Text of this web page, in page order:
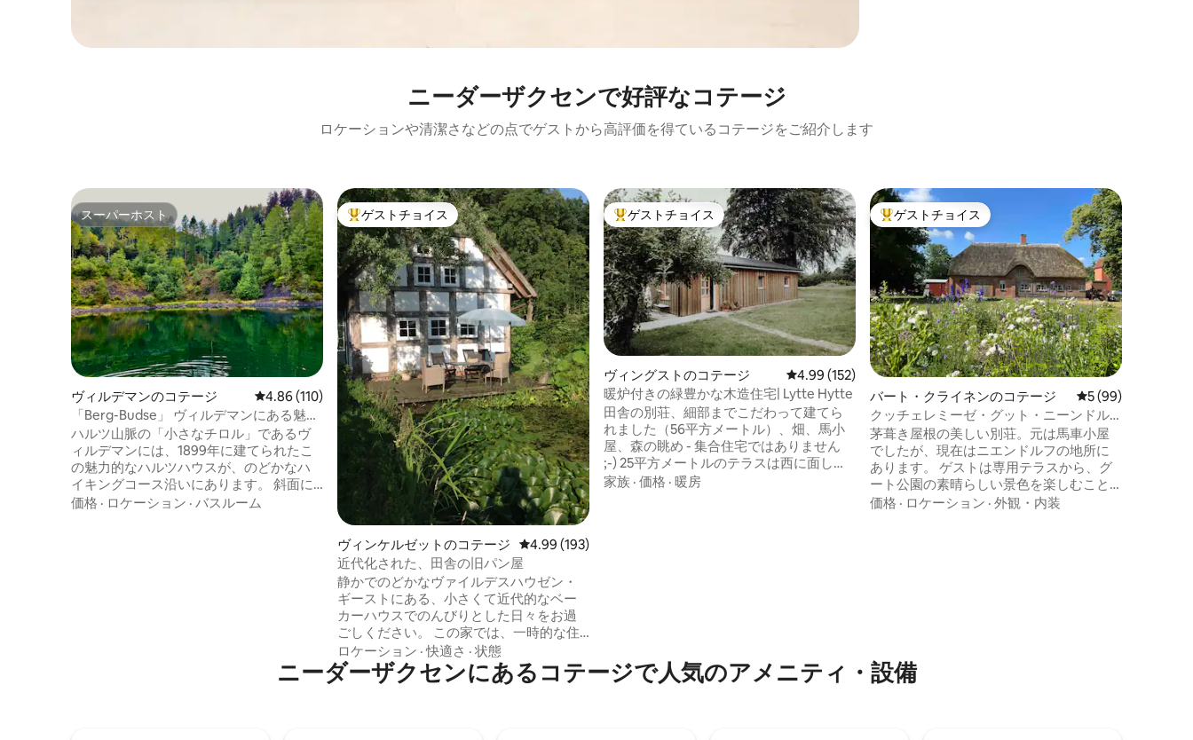
ニーダーザクセンで好評なコテージ
ロケーションや清潔さなどの点でゲストから高評価を得ているコテージをご紹介します
スーパーホスト
スーパーホスト
ヴィルデマンのコテージ レビュー110件、5つ星中4.86つ星の平均評価
4.86 (110)
「Berg-Budse」 ヴィルデマンにある魅力
的なハーツハウス
ハルツ山脈の「小さなチロル」であるヴ
ィルデマンには、1899年に建てられたこ
の魅力的なハルツハウスが、のどかなハ
イキングコース沿いにあります。 斜面に
位置し、森の近くにあり、2021/2022年に
価格 · ロケーション · バスルーム
大好評のゲストチョイスです。
ゲストチョイス
ヴィンケルゼットのコテージ レビュー193件、5つ星中4.99つ星の平均評価
4.99 (193)
近代化された、田舎の旧パン屋
静かでのどかなヴァイルデスハウゼン・
ギーストにある、小さくて近代的なベー
カーハウスでのんびりとした日々をお過
ごしください。 この家では、一時的な住
人が探している新しい創造的なインスピ
レーションとリラクゼーションを見つけ
ることができます。頑丈でありながら穏
ロケーション ·快適さ · 状態
大好評のゲストチョイスです。
ゲストチョイス
ヴィングストのコテージ レビュー152件、5つ星中4.99つ星の平均評価
4.99 (152)
暖炉付きの緑豊かな木造住宅| Lytte Hytte
田舎の別荘、細部までこだわって建てら
れました（56平方メートル）、畑、馬小
屋、森の眺め - 集合住宅ではありません
;-) 25平方メートルのテラスは西に面して
おり、壮大な夕日を眺めることができま
家族 · 価格 · 暖房
大好評のゲストチョイスです。
ゲストチョイス
バート・クライネンのコテージ レビュー99件、5
5 (99)
クッチェレミーゼ・グット・ニーンドル
フ
茅葺き屋根の美しい別荘。元は馬車小屋
でしたが、現在はニエンドルフの地所に
あります。 ゲストは専用テラスから、グ
ート公園の素晴らしい景色を楽しむこと
ができます。 シュヴェーリンやヴィスマ
価格 · ロケーション · 外観・内装
ニーダーザクセンにあるコテージで人気のアメニティ・設備